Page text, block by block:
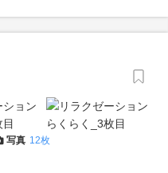
写真 12枚